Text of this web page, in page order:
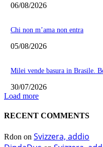
06/08/2026
Chi non m’ama non entra
05/08/2026
Milei vende basura in Brasile.
30/07/2026
Load more
RECENT COMMENTS
Rdon on Svizzera, addio